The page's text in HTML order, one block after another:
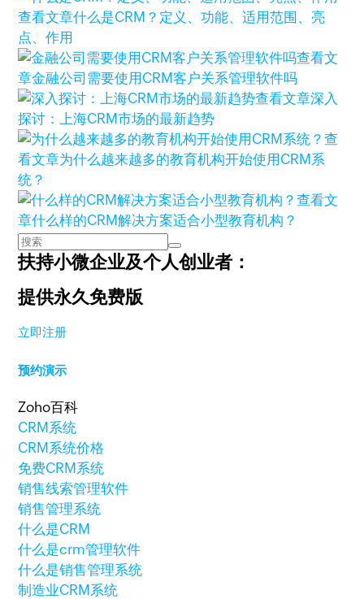
查看文章什么是CRM？定义、功能、适用范围、亮
点、作用
查看文
章金融公司需要使用CRM客户关系管理软件吗
查看文章深入
探讨：上海CRM市场的最新趋势
查
看文章为什么越来越多的教育机构开始使用CRM系
统？
查看文
章什么样的CRM解决方案适合小型教育机构？
扶持小微企业及个人创业者：
提供永久免费版
立即注册
预约演示
Zoho百科
CRM系统
CRM系统价格
免费CRM系统
销售线索管理软件
销售管理系统
什么是CRM
什么是crm管理软件
什么是销售管理系统
制造业CRM系统